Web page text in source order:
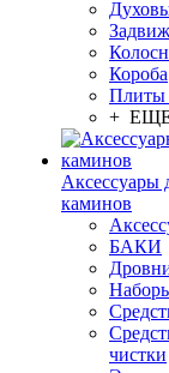
Короба
Плиты
+
Аксессуары
каминов
БАКИ
чистки